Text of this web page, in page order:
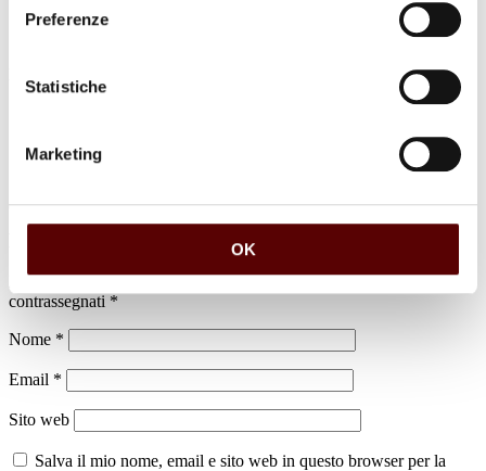
Preferenze
Statistiche
Marketing
OK
Cimitero di Funo
Il tuo indirizzo email non sarà pubblicato. I campi obbligatori sono
contrassegnati *
Nome *
Email *
Sito web
Salva il mio nome, email e sito web in questo browser per la